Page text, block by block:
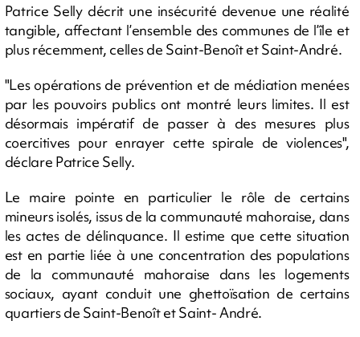
Patrice Selly décrit une insécurité devenue une réalité
tangible, affectant l’ensemble des communes de l’île et
plus récemment, celles de Saint-Benoît et Saint-André.
"Les opérations de prévention et de médiation menées
par les pouvoirs publics ont montré leurs limites. Il est
désormais impératif de passer à des mesures plus
coercitives pour enrayer cette spirale de violences",
déclare Patrice Selly.
Le maire pointe en particulier le rôle de certains
mineurs isolés, issus de la communauté mahoraise, dans
les actes de délinquance. Il estime que cette situation
est en partie liée à une concentration des populations
de la communauté mahoraise dans les logements
sociaux, ayant conduit une ghettoïsation de certains
quartiers de Saint-Benoît et Saint- André.